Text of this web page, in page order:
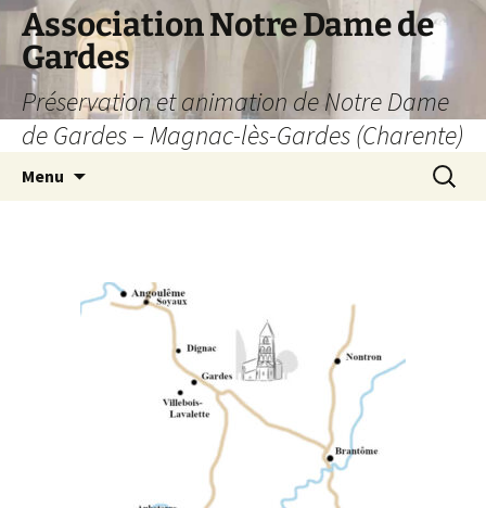
Aller
contenu
Association Notre Dame de
Gardes
Préservation et animation de Notre Dame
de Gardes – Magnac-lès-Gardes (Charente)
Menu